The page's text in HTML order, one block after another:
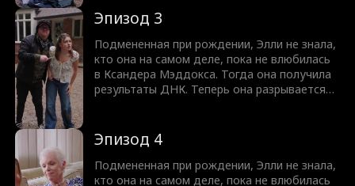
его, или скрывать правду от любимого
человека.
Эпизод 3
Подмененная при рождении, Элли не знала,
кто она на самом деле, пока не влюбилась
в Ксандера Мэддокса. Тогда она получила
результаты ДНК. Теперь она разрывается
его, или скрывать правду от любимого
человека.
Эпизод 4
Подмененная при рождении, Элли не знала,
кто она на самом деле, пока не влюбилась